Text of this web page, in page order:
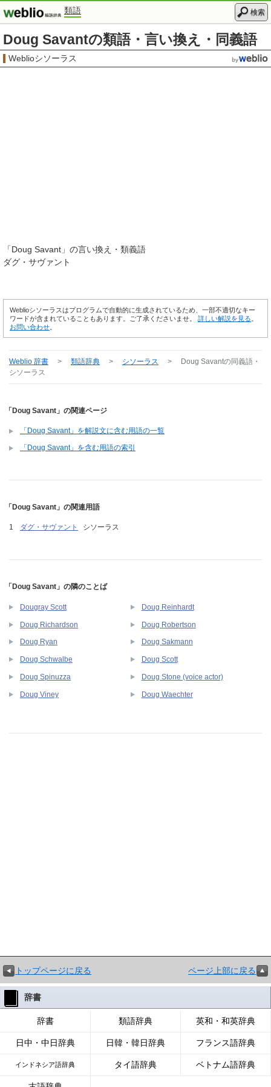
類語 検索
Doug Savantの類語・言い換え・同義語
Weblioシソーラス
「Doug Savant 」の言い換え・類義語
ダグ・サヴァント
Weblioシソーラスはプログラムで自動的に生成されているため、一部不適切なキー
ワードが含まれていることもあります。ご了承くださいませ。 詳しい解説を見る
お問い合わせ
Weblio 辞書 > 類語辞典 > シソーラス > Doug Savantの同義語・
シソーラス
「Doug Savant」の関連ページ
「Doug Savant」を解説文に含む用語の一覧
「Doug Savant」を含む用語の索引
「Doug Savant」の関連用語
ダグ・サヴァント シソーラス
「Doug Savant」の隣のことば
Dougray Scott Doug Reinhardt
Doug Richardson Doug Robertson
Doug Ryan Doug Sakmann
Doug Schwalbe Doug Scott
Doug Spinuzza Doug Stone (voice actor)
Doug Viney Doug Waechter
トップページに戻る ページ上部に戻る
辞書
辞書 類語辞典 英和・和英辞典
日中・中日辞典 日韓・韓日辞典 フランス語辞典
インドネシア語辞典 タイ語辞典 ベトナム語辞典